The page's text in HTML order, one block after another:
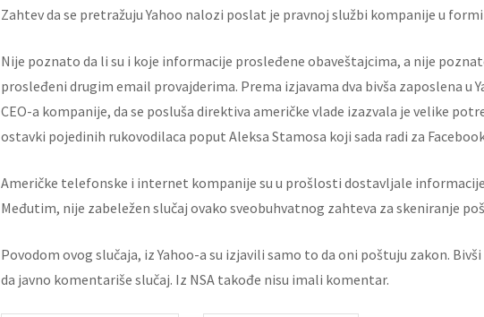
Zahtev da se pretražuju Yahoo nalozi poslat je pravnoj službi kompanije u
Nije poznato da li su i koje informacije prosleđene obaveštajcima, a nije
prosleđeni drugim email provajderima. Prema izjavama dva bivša zaposlena u
CEO-a kompanije, da se posluša direktiva američke vlade izazvala je velike
ostavki pojedinih rukovodilaca poput Aleksa Stamosa koji sada radi za
Američke telefonske i internet kompanije su u prošlosti dostavljale
Međutim, nije zabeležen slučaj ovako sveobuhvatnog zahteva za skeniranje
Povodom ovog slučaja, iz Yahoo-a su izjavili samo to da oni poštuju zakon.
da javno komentariše slučaj. Iz NSA takođe nisu imali komentar.